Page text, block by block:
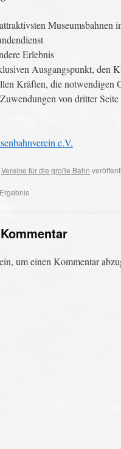
Museumsbahnen
Erlebnis
Ausgangspunkt, den
Kräften, die notwendigen
von dritter
e.V.
Vereine für die große Bahn
um einen Kommentar